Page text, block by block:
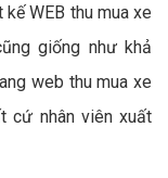
WEB thu mua xe
giống như khả
web thu mua xe
cứ nhân viên xuất